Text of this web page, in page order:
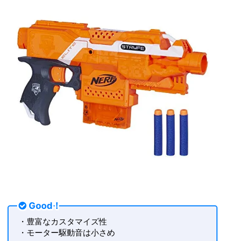
Good！
・豊富なカスタマイズ性
・モーター駆動音は小さめ